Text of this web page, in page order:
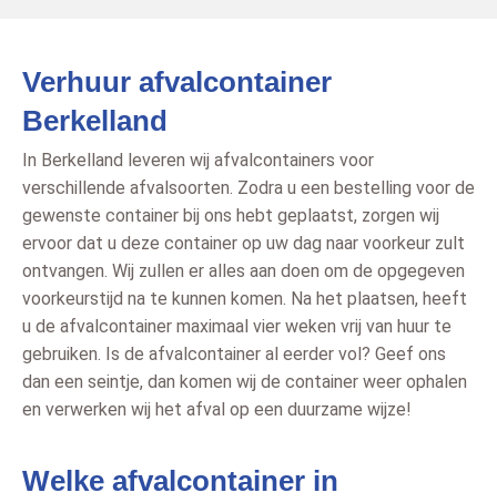
Verhuur afvalcontainer
Berkelland
In Berkelland leveren wij afvalcontainers voor
verschillende afvalsoorten. Zodra u een bestelling voor de
gewenste container bij ons hebt geplaatst, zorgen wij
ervoor dat u deze container op uw dag naar voorkeur zult
ontvangen. Wij zullen er alles aan doen om de opgegeven
voorkeurstijd na te kunnen komen. Na het plaatsen, heeft
u de afvalcontainer maximaal vier weken vrij van huur te
gebruiken. Is de afvalcontainer al eerder vol? Geef ons
dan een seintje, dan komen wij de container weer ophalen
en verwerken wij het afval op een duurzame wijze!
Welke afvalcontainer in